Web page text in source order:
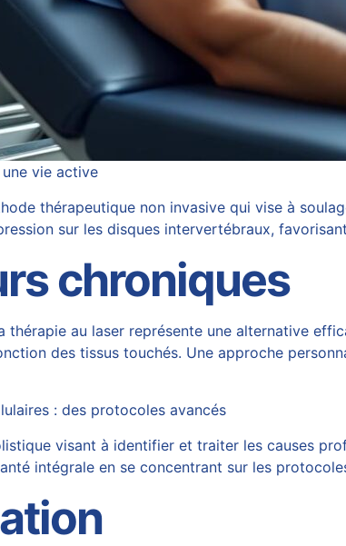
vie active
thérapeutique non invasive qui vise à
sur les disques intervertébraux,
chroniques
thérapie au laser représente une alternative
des tissus touchés. Une approche
: des protocoles avancés
visant à identifier et traiter les causes
intégrale en se concentrant sur les